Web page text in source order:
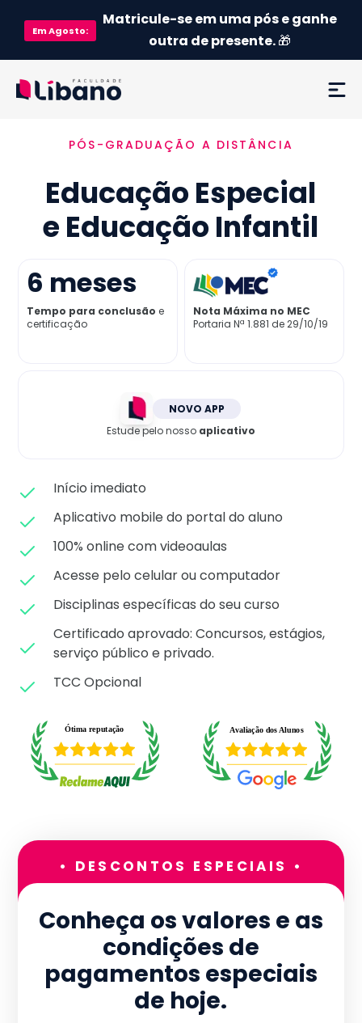
EmAgosto:
Matricule-se em uma pós e ganhe
outra de presente.🎁
Ementa
Como funciona
Credenciamento MEC
Preço
Já sou aluno
PÓS-GRADUAÇÃO A DISTÂNCIA
Educação Especial
e Educação Infantil
6 meses
Tempo para conclusão e
certificação
Nota Máxima no MEC
Portaria Nª 1.881 de 29/10/19
NOVO APP
Estude pelo nosso aplicativo
Início imediato
Aplicativo mobile do portal do aluno
100% online com videoaulas
Acesse pelo celular ou computador
Disciplinas específicas do seu curso
Certificado aprovado: Concursos, estágios,
serviço público e privado.
TCC Opcional
• DESCONTOS ESPECIAIS •
Conheça os valores e as
condições de
pagamentos especiais
de hoje.